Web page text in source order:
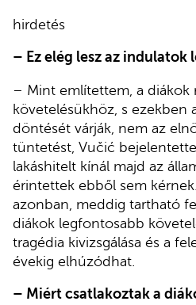
hirdetés
– Ez elég lesz az indulatok
– Mint említettem, a diákok
követelésükhöz, s ezekben
döntését várják, nem az
tüntetést, Vučić
lakáshitelt kínál majd az
érintettek ebből sem
azonban, meddig tartható
diákok legfontosabb
tragédia kivizsgálása és a
évekig elhúzódhat.
– Miért csatlakoztak a